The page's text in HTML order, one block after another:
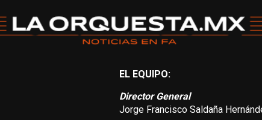
EL EQUIPO:
Director General
Jorge Francisco Saldaña